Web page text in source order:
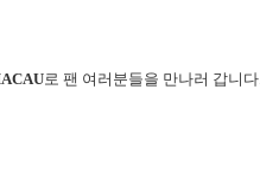
로 팬 여러분들을 만나러 갑니다